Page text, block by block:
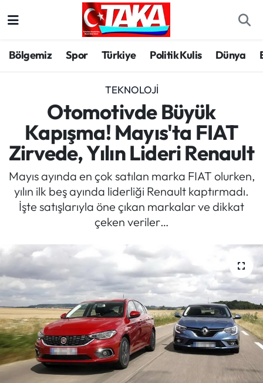
Bölgemiz Spor Türkiye Politik Kulis Dünya
TEKNOLOJI
Otomotivde Büyük
Kapışma! Mayıs'ta FIAT
Zirvede, Yılın Lideri Renault
Mayıs ayında en çok satılan marka FIAT olurken,
yılın ilk beş ayında liderliği Renault kaptırmadı.
İşte satışlarıyla öne çıkan markalar ve dikkat
çeken veriler…
Spor
Türkiye
Kültür/Sanat
Politika
Politik Kulis
Magazin
Mektup Galeri
Röportaj
Manşet
Köşe Yazıları
Trabzon Hava Durumu
Trabzon Trafik Yoğunluk Haritası
Süper Lig Puan Durumu ve Fikstür
Tüm Manşetler
Son Dakika Haberleri